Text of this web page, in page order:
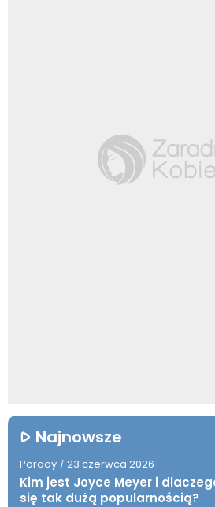
Najnowsze
Porady / 23 czerwca 2026
Kim jest Joyce Meyer i
się tak dużą popularnością?